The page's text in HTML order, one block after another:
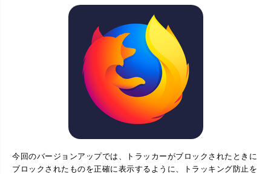
今回のバージョンアップでは、トラッカーがブロックされたときに
ブロックされたものを正確に表示するように、トラッキング防止を